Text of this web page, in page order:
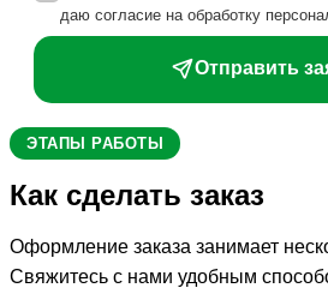
даю согласие на обработку
Отправить
ЭТАПЫ РАБОТЫ
Как сделать заказ
Оформление заказа занимает
Свяжитесь с нами удобным